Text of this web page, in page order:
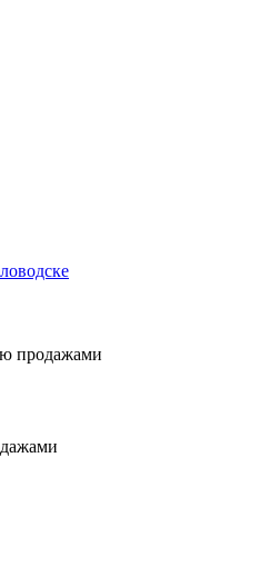
продажами